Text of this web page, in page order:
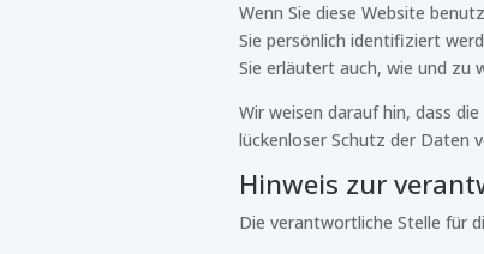
Wenn Sie diese Website
Sie persönlich identifiziert
Sie erläutert auch, wie und zu
Wir weisen darauf hin, dass
lückenloser Schutz der Daten
Hinweis zur
Die verantwortliche Stelle für